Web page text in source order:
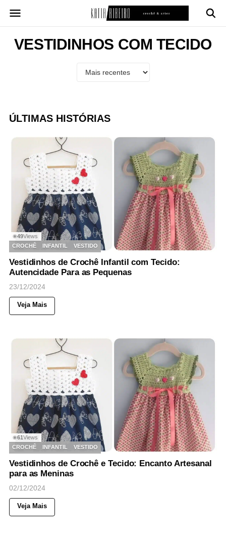
para
conteúdo
VESTIDINHOS COM TECIDO
ÚLTIMAS HISTÓRIAS
◉49Views
CROCHÊ
INFANTIL VESTIDO
Vestidinhos de Crochê Infantil com Tecido:
Autencidade Para as Pequenas
23/12/2024
Veja Mais
◉61Views
CROCHÊ
INFANTIL VESTIDO
Vestidinhos de Crochê e Tecido: Encanto Artesanal
para as Meninas
02/12/2024
Veja Mais